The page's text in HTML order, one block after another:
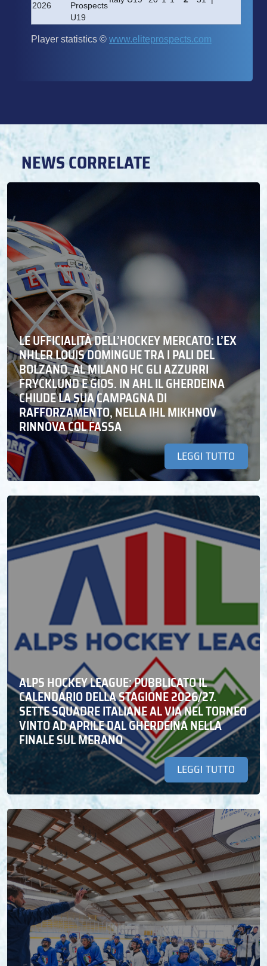
NEWS CORRELATE
LE UFFICIALITÀ DELL’HOCKEY MERCATO: L’EX
NHLER LOUIS DOMINGUE TRA I PALI DEL
BOLZANO. AL MILANO HC GLI AZZURRI
FRYCKLUND E GIOS. IN AHL IL GHERDEINA
CHIUDE LA SUA CAMPAGNA DI
RAFFORZAMENTO, NELLA IHL MIKHNOV
RINNOVA COL FASSA
LEGGI TUTTO
ALPS HOCKEY LEAGUE: PUBBLICATO IL
CALENDARIO DELLA STAGIONE 2026/27.
SETTE SQUADRE ITALIANE AL VIA NEL TORNEO
VINTO AD APRILE DAL GHERDEINA NELLA
FINALE SUL MERANO
LEGGI TUTTO